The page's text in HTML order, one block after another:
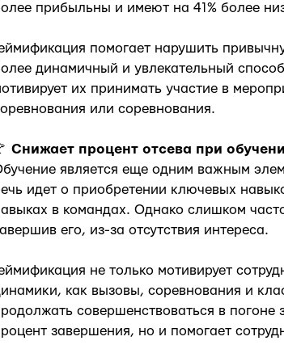
прибыльны и имеют на 41% более
помогает нарушить
динамичный и увлекательный
их принимать участие в
или соревнования.
Снижает процент отсева при
является еще одним важным
идет о приобретении ключевых
в командах. Однако слишком
его, из-за отсутствия интереса.
не только мотивирует
как вызовы, соревнования и
совершенствоваться в
завершения, но и помогает